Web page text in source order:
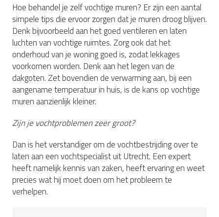
Hoe behandel je zelf vochtige muren? Er zijn een aantal
simpele tips die ervoor zorgen dat je muren droog blijven.
Denk bijvoorbeeld aan het goed ventileren en laten
luchten van vochtige ruimtes. Zorg ook dat het
onderhoud van je woning goed is, zodat lekkages
voorkomen worden. Denk aan het legen van de
dakgoten. Zet bovendien de verwarming aan, bij een
aangename temperatuur in huis, is de kans op vochtige
muren aanzienlijk kleiner.
Zijn je vochtproblemen zeer groot?
Dan is het verstandiger om de vochtbestrijding over te
laten aan een vochtspecialist uit Utrecht. Een expert
heeft namelijk kennis van zaken, heeft ervaring en weet
precies wat hij moet doen om het probleem te
verhelpen.